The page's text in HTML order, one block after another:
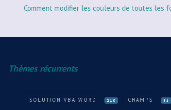
Comment modifier les couleurs de toutes les
Thèmes récurrents
SOLUTION VBA WORD 210 CHAMPS 31